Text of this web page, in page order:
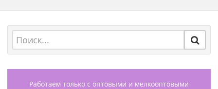
Работаем только с оптовыми и мелкооптовыми